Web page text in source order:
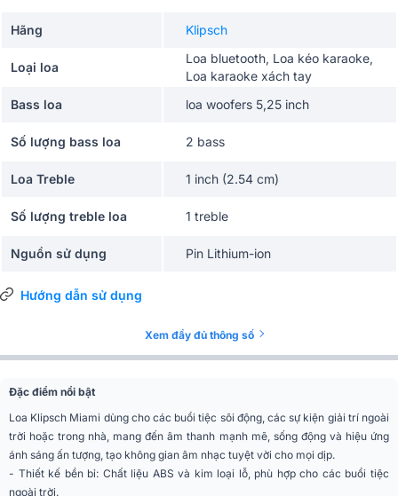
Hãng Klipsch
Loại loa
Loa bluetooth, Loa kéo karaoke,
Loa karaoke xách tay
Bass loa
loa woofers 5,25 inch
Số lượng bass loa 2 bass
Loa Treble 1 inch (2.54 cm)
Số lượng treble loa 1 treble
Nguồn sử dụng Pin Lithium-ion
Thời gian sử dụng
40Hz - 20kHz
Ứng dụng mở rộng Karaoke, Picnic, Du lịch, Party
Chống nước
Kết nối Bluetooth 5.2
Cổng kết nối AUX 3.5mm, Micro 6.5mm
Hướng dẫn sử dụng
Xem đầy đủ thông số
Đặc điểm nổi bật
Loa Klipsch Miami dùng cho các buổi tiệc sôi động, các sự kiện giải trí ngoài
trời hoặc trong nhà, mang đến âm thanh mạnh mẽ, sống động và hiệu ứng
ánh sáng ấn tượng, tạo không gian âm nhạc tuyệt vời cho mọi dịp.
- Thiết kế bền bỉ: Chất liệu ABS và kim loại lỗ, phù hợp cho các buổi tiệc
ngoài trời.